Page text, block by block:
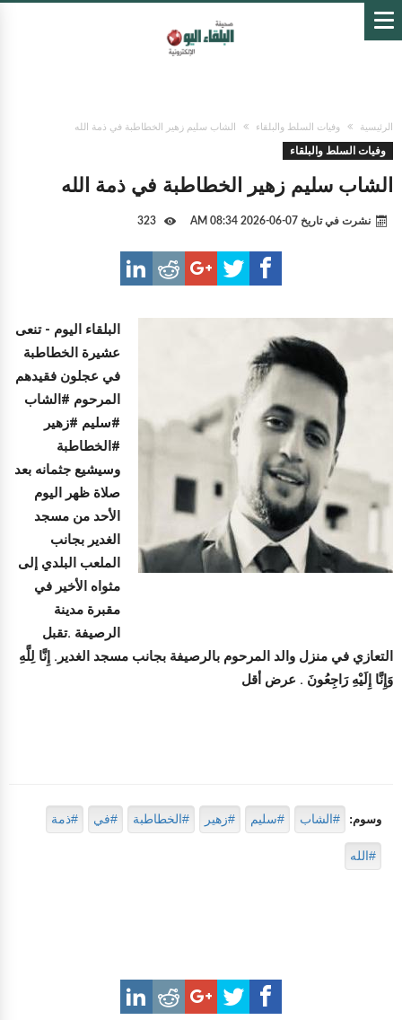
الرئيسية وفيات السلط والبلقاء الشاب سليم زهير الخطاطبة في ذمة الله
وفيات السلط والبلقاء
الشاب سليم زهير الخطاطبة في ذمة الله
نشرت في تاريخ 07-06-2026 08:34 AM
البلقاء اليوم -تنعى
عشيرة الخطاطبة
في عجلون فقيدهم
المرحوم #الشاب
#سليم #زهير
#الخطاطبة
وسيشيع جثمانه بعد
صلاة ظهر اليوم
الأحد من مسجد
الغدير بجانب
الملعب البلدي إلى
مثواه الأخير في
مقبرة مدينة
الرصيفة .تقبل
التعازي في منزل والد المرحوم بالرصيفة بجانب مسجد الغدير. إِنَّا لِلَّهِ
وَإِنَّا إِلَيْهِ رَاجِعُونَ . عرض أقل
وسوم: #الشاب #سليم #زهير #الخطاطبة #في #ذمة
#الله